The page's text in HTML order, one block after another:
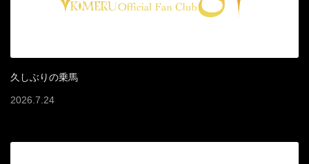
久しぶりの乗馬
2026 7 24